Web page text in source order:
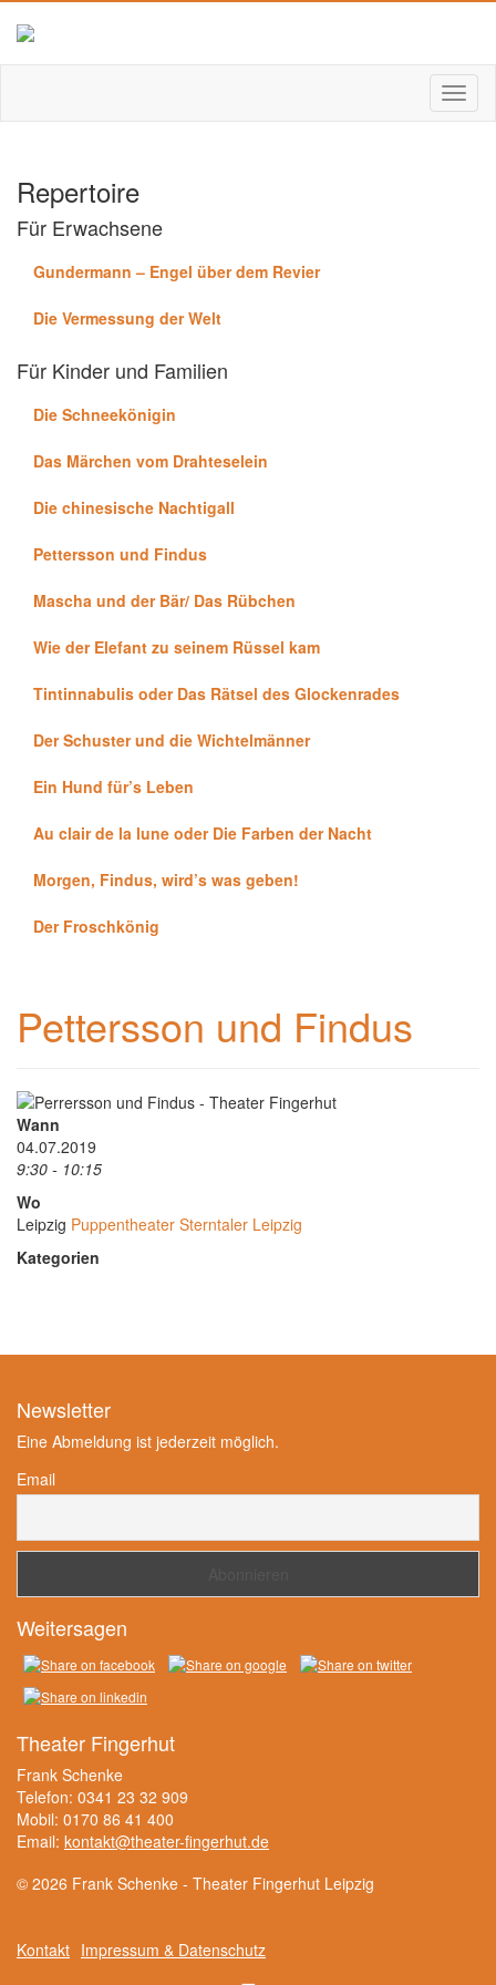
Repertoire
Für Erwachsene
Gundermann – Engel über dem Revier
Die Vermessung der Welt
Für Kinder und Familien
Die Schneekönigin
Das Märchen vom Drahteselein
Die chinesische Nachtigall
Pettersson und Findus
Mascha und der Bär/ Das Rübchen
Wie der Elefant zu seinem Rüssel kam
Tintinnabulis oder Das Rätsel des Glockenrades
Der Schuster und die Wichtelmänner
Ein Hund für’s Leben
Au clair de la lune oder Die Farben der Nacht
Morgen, Findus, wird’s was geben!
Der Froschkönig
Pettersson und Findus
Wann
04.07.2019
9:30 - 10:15
Wo
Leipzig Puppentheater Sterntaler Leipzig
Kategorien
Newsletter
Eine Abmeldung ist jederzeit möglich.
Email
Weitersagen
Theater Fingerhut
Frank Schenke
Telefon: 0341 23 32 909
Mobil: 0170 86 41 400
Email: kontakt@theater-fingerhut.de
© 2026 Frank Schenke - Theater Fingerhut Leipzig
Kontakt Impressum & Datenschutz